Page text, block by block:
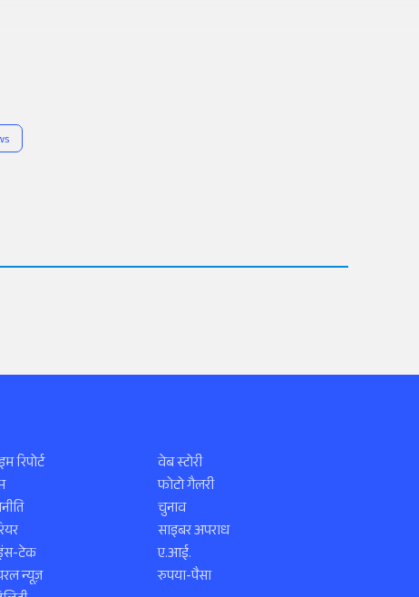
रिपोर्ट
टेक
न्यूज़
वेब स्टोरी
फोटो गैलरी
चुनाव
साइबर अपराध
ए.आई.
रुपया-पैसा